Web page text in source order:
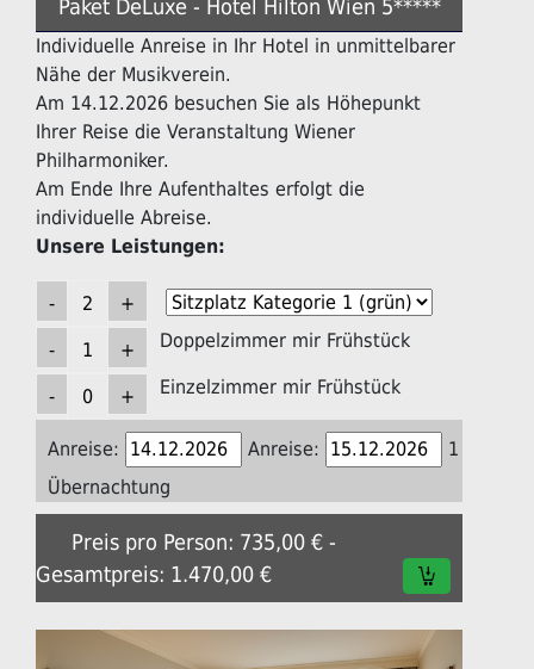
Paket DeLuxe - Hotel Hilton Wien 5*****
Individuelle Anreise in Ihr Hotel in unmittelbarer
Nähe der Musikverein.
Am 14.12.2026 besuchen Sie als Höhepunkt
Ihrer Reise die Veranstaltung Wiener
Philharmoniker.
Am Ende Ihre Aufenthaltes erfolgt die
individuelle Abreise.
Unsere Leistungen:
Doppelzimmer mir Frühstück
Einzelzimmer mir Frühstück
Anreise: Anreise:
1
Übernachtung
Preis pro Person: 735,00 € -
Gesamtpreis: 1.470,00 €